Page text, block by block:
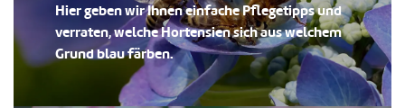
Hier geben wir Ihnen einfache Pflegetipps und
verraten, welche Hortensien sich aus welchem
Grund blau färben.